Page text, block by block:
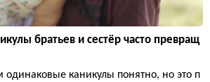
братьев и сестёр часто превращ
каникулы понятно, но это п